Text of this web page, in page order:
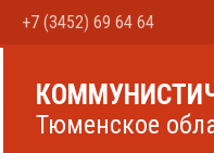
+7 (3452) 69 64 64
Тюменское